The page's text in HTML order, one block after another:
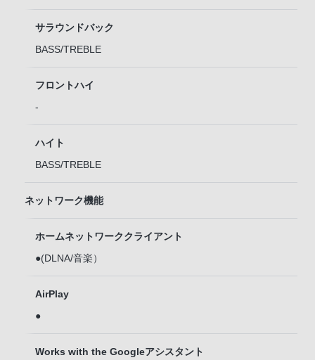
サラウンドバック
BASS/TREBLE
フロントハイ
-
ハイト
BASS/TREBLE
ネットワーク機能
ホームネットワーククライアント
●(DLNA/音楽）
AirPlay
●
Works with the Googleアシスタント